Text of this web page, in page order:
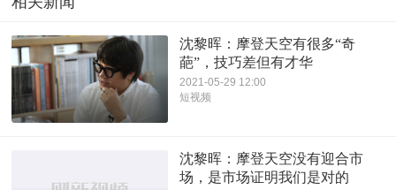
沈黎晖：摩登天空有很多“奇
葩”，技巧差但有才华
2021-05-29 12:00
短视频
沈黎晖：摩登天空没有迎合市
场，是市场证明我们是对的